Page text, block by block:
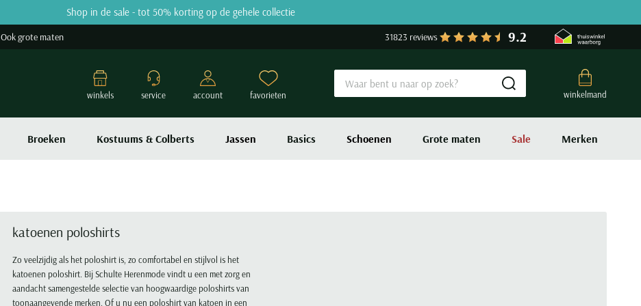
Shop in de sale - tot 50% korting op de gehele collectie
Ook grote maten 31823 reviews 9.2
winkelmand
Submit search
Broeken Kostuums & Colberts Jassen Basics Schoenen Grote maten Sale Merken
winkels service account favorieten
katoenen poloshirts
Zo veelzijdig als het poloshirt is, zo comfortabel en stijlvol is het
katoenen poloshirt. Bij Schulte Herenmode vindt u een met zorg en
aandacht samengestelde selectie van hoogwaardige poloshirts van
toonaangevende merken. Of u nu een poloshirt van katoen in een